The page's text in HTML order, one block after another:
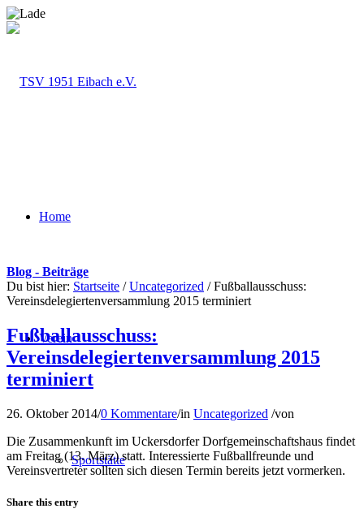
Home
Verein
Sportstätte
Blog - Beiträge
Du bist hier: Startseite / Uncategorized / Fußballausschuss:
Vereinsdelegiertenversammlung 2015 terminiert
Fußballausschuss:
Vereinsdelegiertenversammlung 2015
terminiert
26. Oktober 2014/0 Kommentare/in Uncategorized /von
Die Zusammenkunft im Uckersdorfer Dorfgemeinschaftshaus findet
am Freitag (13. März) statt. Interessierte Fußballfreunde und
Vereinsvertreter sollten sich diesen Termin bereits jetzt vormerken.
Share this entry